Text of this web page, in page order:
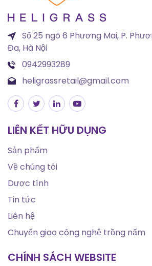
Số 25 ngõ 6 Phương Mai, P.
Đa, Hà Nội
0942993289
heligrassretail@gmail.com
LIÊN KẾT HỮU DỤNG
Sản phẩm
Về chúng tôi
Dược tính
Tin tức
Liên hệ
Chuyển giao công nghệ trồng nấm
CHÍNH SÁCH WEBSITE